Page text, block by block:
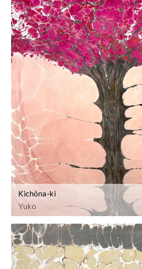
Yuko
Kichōna-ki